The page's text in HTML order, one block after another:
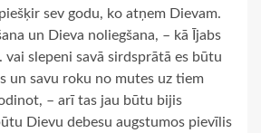
sev godu, ko atņem Dievam.
un Dieva noliegšana, – kā Ījabs
vai slepeni savā sirdsprātā es būtu
un savu roku no mutes uz tiem
– arī tas jau būtu bijis
Dievu debesu augstumos pievīlis